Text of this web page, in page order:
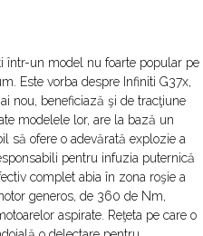
într-un model nu foarte popular pe
Este vorba despre Infiniti G37x,
nou, beneficiază şi de tracţiune
modelele lor, are la bază un
să ofere o adevărată explozie a
pentru infuzia puternică
complet abia în zona roşie a
generos, de 360 de Nm,
aspirate. Reţeta pe care o